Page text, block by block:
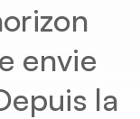
envie
la